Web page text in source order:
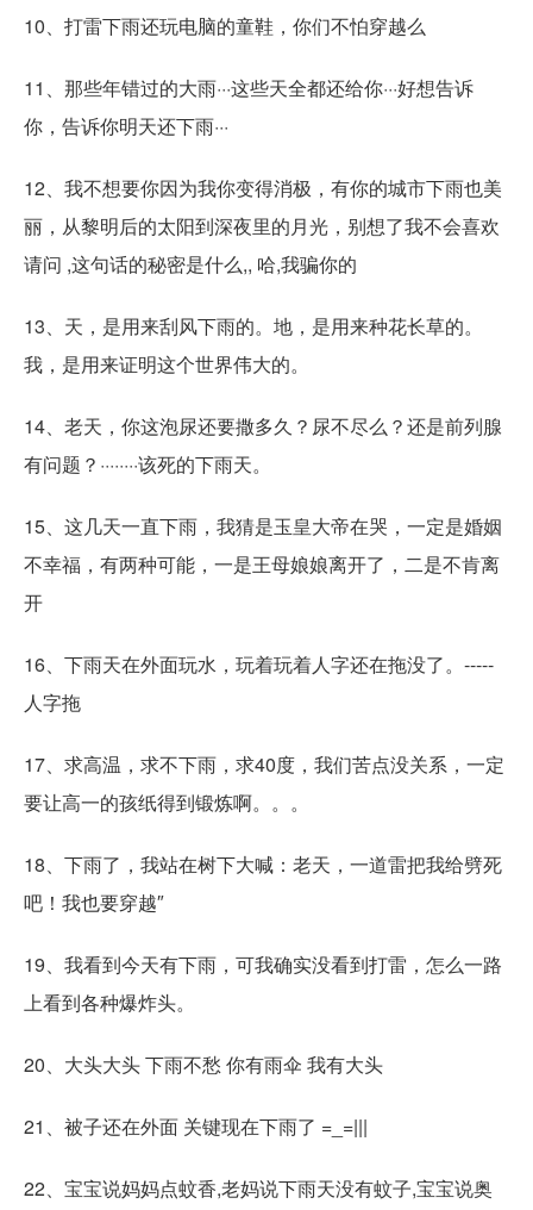
10、打雷下雨还玩电脑的童鞋，你们不怕穿越么
11、那些年错过的大雨···这些天全都还给你···好想告诉
你，告诉你明天还下雨···
12、我不想要你因为我你变得消极，有你的城市下雨也美
丽，从黎明后的太阳到深夜里的月光，别想了我不会喜欢
请问 ,这句话的秘密是什么,, 哈,我骗你的
13、天，是用来刮风下雨的。地，是用来种花长草的。
我，是用来证明这个世界伟大的。
14、老天，你这泡尿还要撒多久？尿不尽么？还是前列腺
有问题？········该死的下雨天。
15、这几天一直下雨，我猜是玉皇大帝在哭，一定是婚姻
不幸福，有两种可能，一是王母娘娘离开了，二是不肯离
开
16、下雨天在外面玩水，玩着玩着人字还在拖没了。-----
人字拖
17、求高温，求不下雨，求40度，我们苦点没关系，一定
要让高一的孩纸得到锻炼啊。。。
18、下雨了，我站在树下大喊：老天，一道雷把我给劈死
吧！我也要穿越″
19、我看到今天有下雨，可我确实没看到打雷，怎么一路
上看到各种爆炸头。
20、大头大头 下雨不愁 你有雨伞 我有大头
21、被子还在外面 关键现在下雨了 =_=|||
22、宝宝说妈妈点蚊香,老妈说下雨天没有蚊子,宝宝说奥